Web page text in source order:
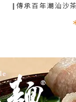
❙ 傳承百年潮汕沙